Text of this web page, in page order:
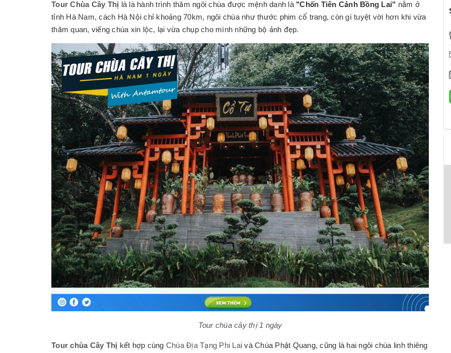
Tour Chùa Cây Thị là là hành trình thăm ngôi chùa được mệnh danh là "Chốn Tiên Cảnh Bồng Lai" nằm ở
tỉnh Hà Nam, cách Hà Nội chỉ khoảng 70km, ngôi chùa như thước phim cổ trang, còn gì tuyệt vời hơn khi vừa
thăm quan, viếng chùa xin lộc, lại vừa chụp cho mình những bộ ảnh đẹp.
Tour chùa cây thị 1 ngày
Tour chùa Cây Thị kết hợp cùng Chùa Địa Tạng Phi Lai và Chùa Phật Quang, cũng là hai ngôi chùa linh thiêng